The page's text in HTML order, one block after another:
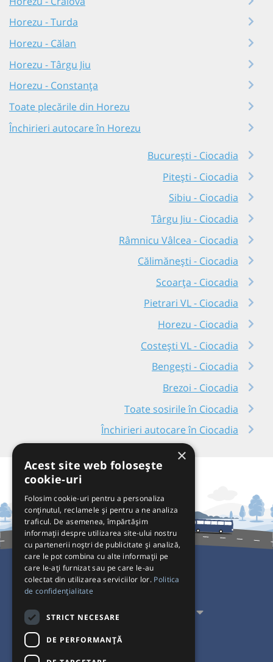
Horezu - Turda
Horezu - Călan
Horezu - Târgu Jiu
Horezu - Constanța
Toate plecările din Horezu
Închirieri autocare în Horezu
București - Ciocadia
Pitești - Ciocadia
Sibiu - Ciocadia
Târgu Jiu - Ciocadia
Râmnicu Vâlcea - Ciocadia
Călimănești - Ciocadia
Scoarța - Ciocadia
Pietrari VL - Ciocadia
Horezu - Ciocadia
Costești VL - Ciocadia
Bengești - Ciocadia
Brezoi - Ciocadia
Toate sosirile în Ciocadia
Închirieri autocare în Ciocadia
Pentru Călători
Pentru Transportatori
Interacționăm
×
Acest site web folosește
cookie-uri
Folosim cookie-uri pentru a personaliza
conținutul, reclamele și pentru a ne analiza
traficul. De asemenea, împărtășim
informații despre utilizarea site-ului nostru
cu partenerii noștri de publicitate și analiză,
care le pot combina cu alte informații pe
care le-ați furnizat sau pe care le-au
colectat din utilizarea serviciilor lor. Politica
de confidențialitate
STRICT NECESARE
DE PERFORMANȚĂ